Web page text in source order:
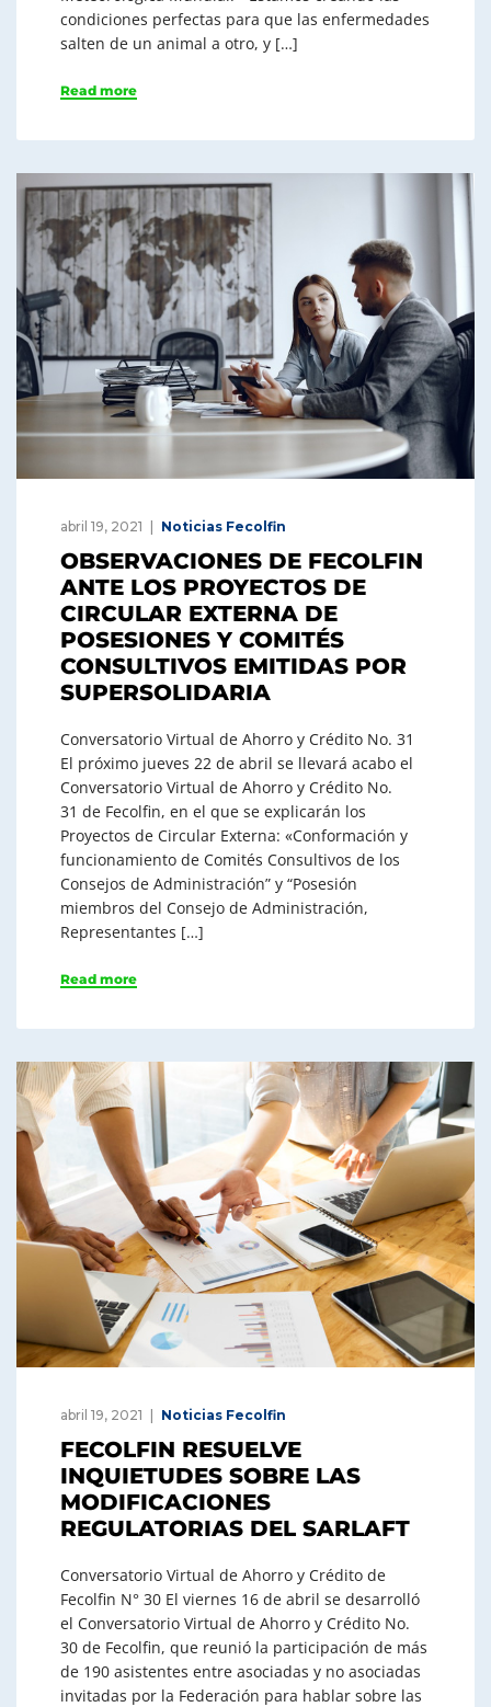
condiciones perfectas para que las enfermedades
salten de un animal a otro, y […]
Read more
abril 19, 2021 Noticias Fecolfin
OBSERVACIONES DE FECOLFIN
ANTE LOS PROYECTOS DE
CIRCULAR EXTERNA DE
POSESIONES Y COMITÉS
CONSULTIVOS EMITIDAS POR
SUPERSOLIDARIA
Conversatorio Virtual de Ahorro y Crédito No. 31
El próximo jueves 22 de abril se llevará acabo el
Conversatorio Virtual de Ahorro y Crédito No.
31 de Fecolfin, en el que se explicarán los
Proyectos de Circular Externa: «Conformación y
funcionamiento de Comités Consultivos de los
Consejos de Administración” y “Posesión
miembros del Consejo de Administración,
Representantes […]
Read more
abril 19, 2021 Noticias Fecolfin
FECOLFIN RESUELVE
INQUIETUDES SOBRE LAS
MODIFICACIONES
REGULATORIAS DEL SARLAFT
Conversatorio Virtual de Ahorro y Crédito de
Fecolfin N° 30 El viernes 16 de abril se desarrolló
el Conversatorio Virtual de Ahorro y Crédito No.
30 de Fecolfin, que reunió la participación de más
de 190 asistentes entre asociadas y no asociadas
invitadas por la Federación para hablar sobre las